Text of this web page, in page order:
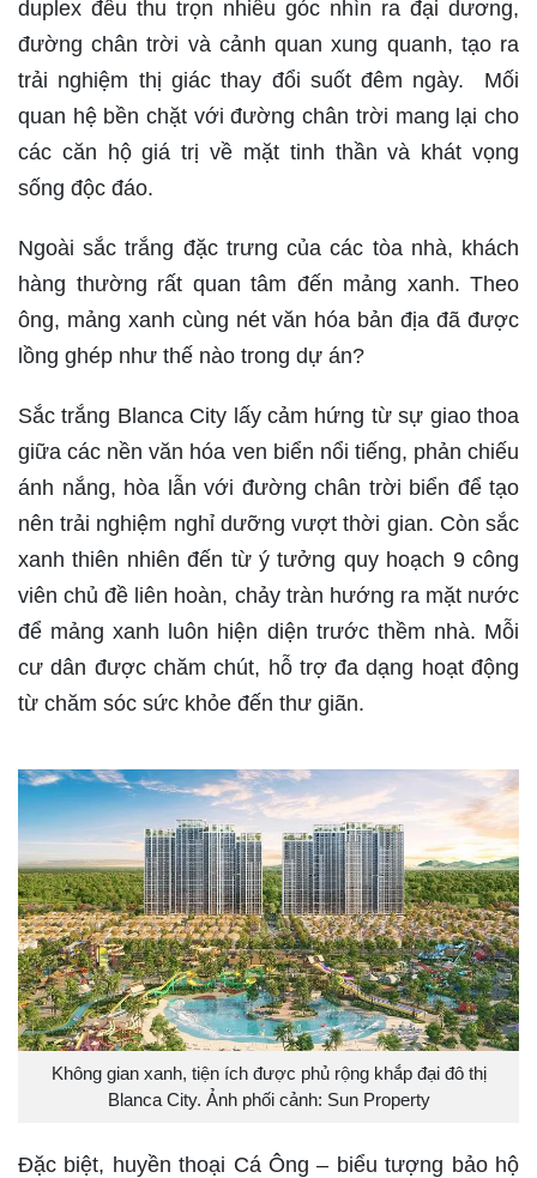
duplex đều thu trọn nhiều góc nhìn ra đại dương,
đường chân trời và cảnh quan xung quanh, tạo ra
trải nghiệm thị giác thay đổi suốt đêm ngày. Mối
quan hệ bền chặt với đường chân trời mang lại cho
các căn hộ giá trị về mặt tinh thần và khát vọng
sống độc đáo.
Ngoài sắc trắng đặc trưng của các tòa nhà, khách
hàng thường rất quan tâm đến mảng xanh. Theo
ông, mảng xanh cùng nét văn hóa bản địa đã được
lồng ghép như thế nào trong dự án?
Sắc trắng Blanca City lấy cảm hứng từ sự giao thoa
giữa các nền văn hóa ven biển nổi tiếng, phản chiếu
ánh nắng, hòa lẫn với đường chân trời biển để tạo
nên trải nghiệm nghỉ dưỡng vượt thời gian. Còn sắc
xanh thiên nhiên đến từ ý tưởng quy hoạch 9 công
viên chủ đề liên hoàn, chảy tràn hướng ra mặt nước
để mảng xanh luôn hiện diện trước thềm nhà. Mỗi
cư dân được chăm chút, hỗ trợ đa dạng hoạt động
từ chăm sóc sức khỏe đến thư giãn.
Không gian xanh, tiện ích được phủ rộng khắp đại đô thị
Blanca City. Ảnh phối cảnh: Sun Property
Đặc biệt, huyền thoại Cá Ông – biểu tượng bảo hộ